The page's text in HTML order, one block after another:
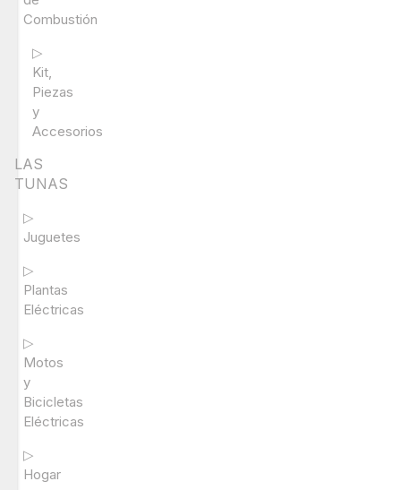
Combustión
▷
Kit,
Piezas
y
Accesorios
LAS
TUNAS
▷
Juguetes
▷
Plantas
Eléctricas
▷
Motos
y
Bicicletas
Eléctricas
▷
Hogar